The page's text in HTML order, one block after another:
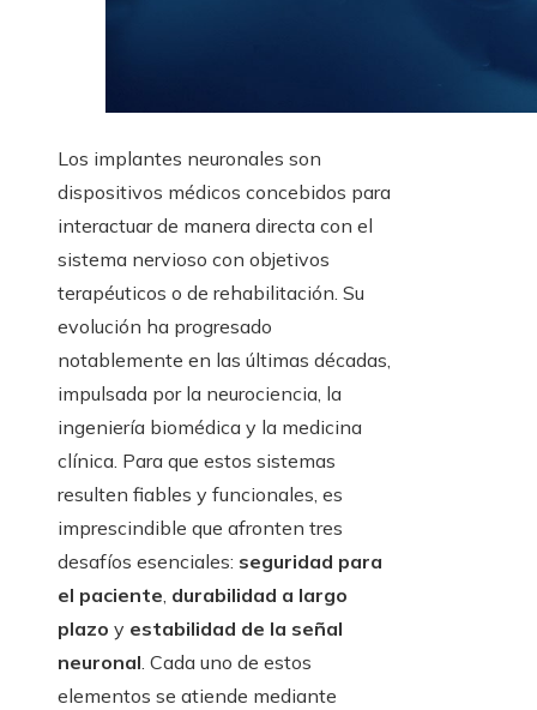
Los implantes neuronales son
dispositivos médicos concebidos para
interactuar de manera directa con el
sistema nervioso con objetivos
terapéuticos o de rehabilitación. Su
evolución ha progresado
notablemente en las últimas décadas,
impulsada por la neurociencia, la
ingeniería biomédica y la medicina
clínica. Para que estos sistemas
resulten fiables y funcionales, es
imprescindible que afronten tres
desafíos esenciales: seguridad para
el paciente, durabilidad a largo
plazo y estabilidad de la señal
neuronal. Cada uno de estos
elementos se atiende mediante